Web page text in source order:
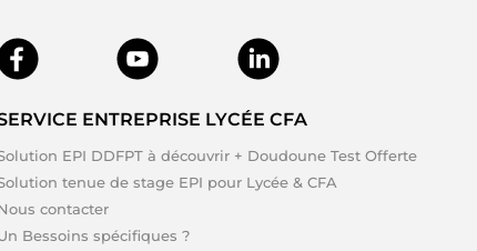
ENTREPRISE LYCÉE CFA
EPI DDFPT à découvrir + Doudoune Test Offerte
tenue de stage EPI pour Lycée & CFA
contacter
Bessoins spécifiques ?